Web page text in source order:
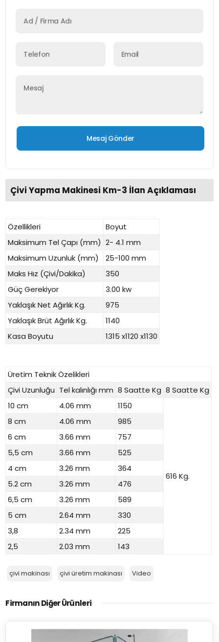
Çivi Yapma Makinesi Km-3 İlan Açıklaması
Özellikleri
Boyut
Maksimum Tel Çapı (mm) 2- 4.1 mm
Maksimum Uzunluk (mm)
25-100 mm
Maks Hız (Çivi/Dakika)
350
Güç Gerekiyor
3.00 kw
Yaklaşık Net Ağırlık Kg.
975
Yaklaşık Brüt Ağırlık Kg.
1140
Kasa Boyutu
1315 x1120 x1130
Üretim Teknik Özelikleri
Çivi Uzunluğu Tel kalınlığı mm 8 Saatte Kg 8 Saatte Kg
10 cm
4.06 mm 1150
616 Kg.
8 cm 4.06 mm
985
6 cm
3.66 mm
757
5,5 cm
3.66 mm
525
4 cm
3.26 mm
364
5.2 cm
3.26 mm
476
6,5 cm
3.26 mm
589
5 cm
2.64 mm
330
3,8
2.34 mm
225
2,5
2.03 mm 143
çivi makinası çivi üretim makinası Video
Firmanın Diğer Ürünleri